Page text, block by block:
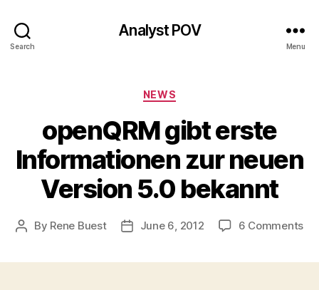
Search
Analyst POV
Menu
Categories
NEWS
openQRM gibt erste
Informationen zur neuen
Version 5.0 bekannt
Post
By Rene Buest
PostJune 6, 2012 6 Commentson